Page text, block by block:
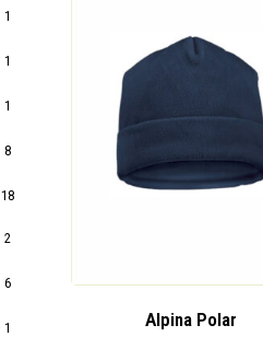
Alpina Polar
1
1
1
8
18
2
6
1